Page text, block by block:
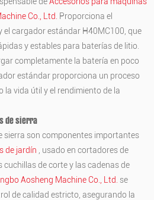
Co., Ltd.
Proporciona el
el cargador estándar H40MC100, que
y estables para baterías de litio.
completamente la batería en poco
estándar proporciona un proceso
la vida útil y el rendimiento de la
de sierra
sierra son componentes importantes
de jardín
, usado en cortadores de
cuchillas de corte y las cadenas de
Aosheng Machine Co., Ltd. se
de calidad estricto, asegurando la